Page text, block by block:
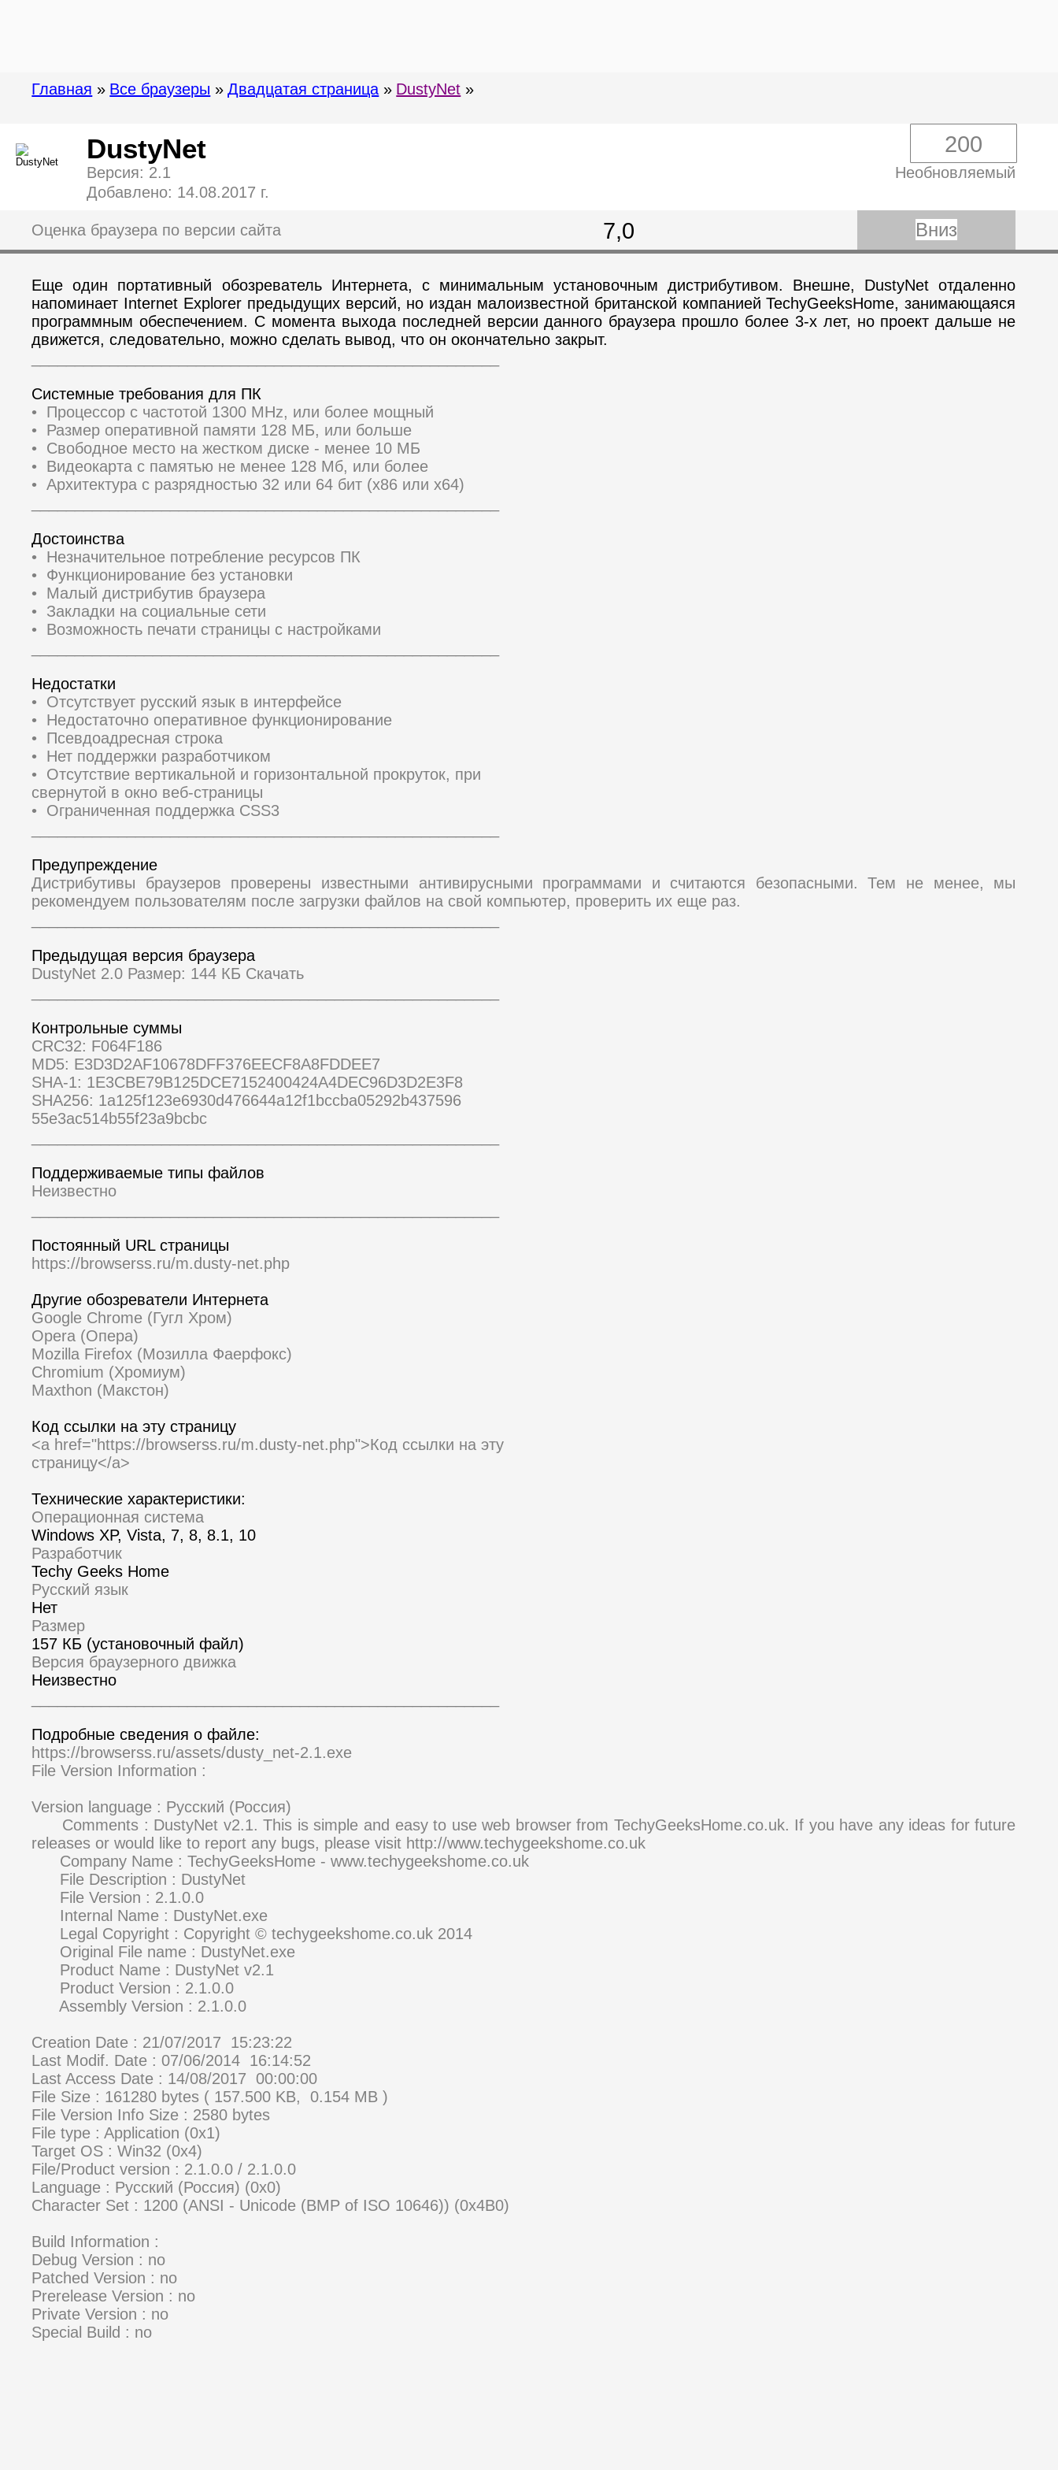
Необновляемый
200
Вниз
7,0
Оценка браузера по версии сайта
DustyNet
Версия: 2.1
Добавлено: 14.08.2017 г.
Главная » Все браузеры » Двадцатая страница » DustyNet »
Еще один портативный обозреватель Интернета, с минимальным установочным дистрибутивом. Внешне, DustyNet отдаленно
напоминает Internet Explorer предыдущих версий, но издан малоизвестной британской компанией TechyGeeksHome, занимающаяся
программным обеспечением. С момента выхода последней версии данного браузера прошло более 3-х лет, но проект дальше не
движется, следовательно, можно сделать вывод, что он окончательно закрыт.
Системные требования для ПК
• Процессор с частотой 1300 MHz, или более мощный
• Размер оперативной памяти 128 МБ, или больше
• Свободное место на жестком диске - менее 10 МБ
• Видеокарта с памятью не менее 128 Мб, или более
• Архитектура с разрядностью 32 или 64 бит (x86 или x64)
Достоинства
• Незначительное потребление ресурсов ПК
• Функционирование без установки
• Малый дистрибутив браузера
• Закладки на социальные сети
• Возможность печати страницы с настройками
Недостатки
• Отсутствует русский язык в интерфейсе
• Недостаточно оперативное функционирование
• Псевдоадресная строка
• Нет поддержки разработчиком
• Отсутствие вертикальной и горизонтальной прокруток, при
свернутой в окно веб-страницы
• Ограниченная поддержка CSS3
Предупреждение
Дистрибутивы браузеров проверены известными антивирусными программами и считаются безопасными. Тем не менее, мы
рекомендуем пользователям после загрузки файлов на свой компьютер, проверить их еще раз.
Предыдущая версия браузера
DustyNet 2.0 Размер: 144 КБ Скачать
Контрольные суммы
CRC32: F064F186
MD5: E3D3D2AF10678DFF376EECF8A8FDDEE7
SHA-1: 1E3CBE79B125DCE7152400424A4DEC96D3D2E3F8
SHA256: 1a125f123e6930d476644a12f1bccba05292b437596
55e3ac514b55f23a9bcbc
Поддерживаемые типы файлов
Неизвестно
Постоянный URL страницы
https://browserss.ru/m.dusty-net.php
Другие обозреватели Интернета
Google Chrome (Гугл Хром)
Opera (Опера)
Mozilla Firefox (Мозилла Фаерфокс)
Chromium (Хромиум)
Maxthon (Макстон)
Код ссылки на эту страницу
<a href="https://browserss.ru/m.dusty-net.php">Код ссылки на эту
страницу</a>
Технические характеристики:
Операционная система
Windows XP, Vista, 7, 8, 8.1, 10
Разработчик
Techy Geeks Home
Русский язык
Нет
Размер
157 КБ (установочный файл)
Версия браузерного движка
Неизвестно
Подробные сведения о файле:
https://browserss.ru/assets/dusty_net-2.1.exe
File Version Information :
Version language : Русский (Россия)
Comments : DustyNet v2.1. This is simple and easy to use web browser from TechyGeeksHome.co.uk. If you have any ideas for future
releases or would like to report any bugs, please visit http://www.techygeekshome.co.uk
Company Name : TechyGeeksHome - www.techygeekshome.co.uk
File Description : DustyNet
File Version : 2.1.0.0
Internal Name : DustyNet.exe
Legal Copyright : Copyright © techygeekshome.co.uk 2014
Original File name : DustyNet.exe
Product Name : DustyNet v2.1
Product Version : 2.1.0.0
Assembly Version : 2.1.0.0
Creation Date : 21/07/2017 15:23:22
Last Modif. Date : 07/06/2014 16:14:52
Last Access Date : 14/08/2017 00:00:00
File Size : 161280 bytes ( 157.500 KB, 0.154 MB )
File Version Info Size : 2580 bytes
File type : Application (0x1)
Target OS : Win32 (0x4)
File/Product version : 2.1.0.0 / 2.1.0.0
Language : Русский (Россия) (0x0)
Character Set : 1200 (ANSI - Unicode (BMP of ISO 10646)) (0x4B0)
Build Information :
Debug Version : no
Patched Version : no
Prerelease Version : no
Private Version : no
Special Build : no